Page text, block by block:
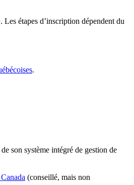
étapes d’inscription dépendent du
.
son système intégré de gestion de
(conseillé, mais non